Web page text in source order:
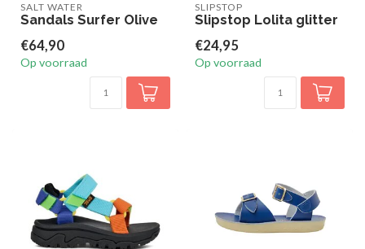
SALT WATER
Sandals Surfer Olive
€64,90
Op voorraad
SLIPSTOP
Slipstop Lolita glitter
€24,95
Op voorraad